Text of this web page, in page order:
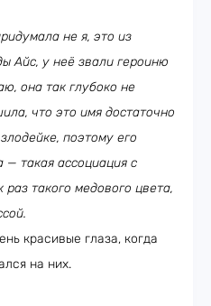
не я, это из
Айс, у неё звали героиню
она так глубоко не
что это имя достаточно
поэтому его
такая ассоциация с
такого медового цвета,
красивые глаза, когда
на них.